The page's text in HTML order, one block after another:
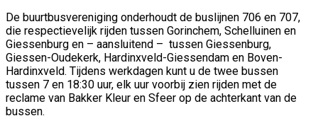
De buurtbusvereniging onderhoudt de buslijnen 706 en 707,
die respectievelijk rijden tussen Gorinchem, Schelluinen en
Giessenburg en – aansluitend – tussen Giessenburg,
Giessen-Oudekerk, Hardinxveld-Giessendam en Boven-
Hardinxveld. Tijdens werkdagen kunt u de twee bussen
tussen 7 en 18:30 uur, elk uur voorbij zien rijden met de
reclame van Bakker Kleur en Sfeer op de achterkant van de
bussen.